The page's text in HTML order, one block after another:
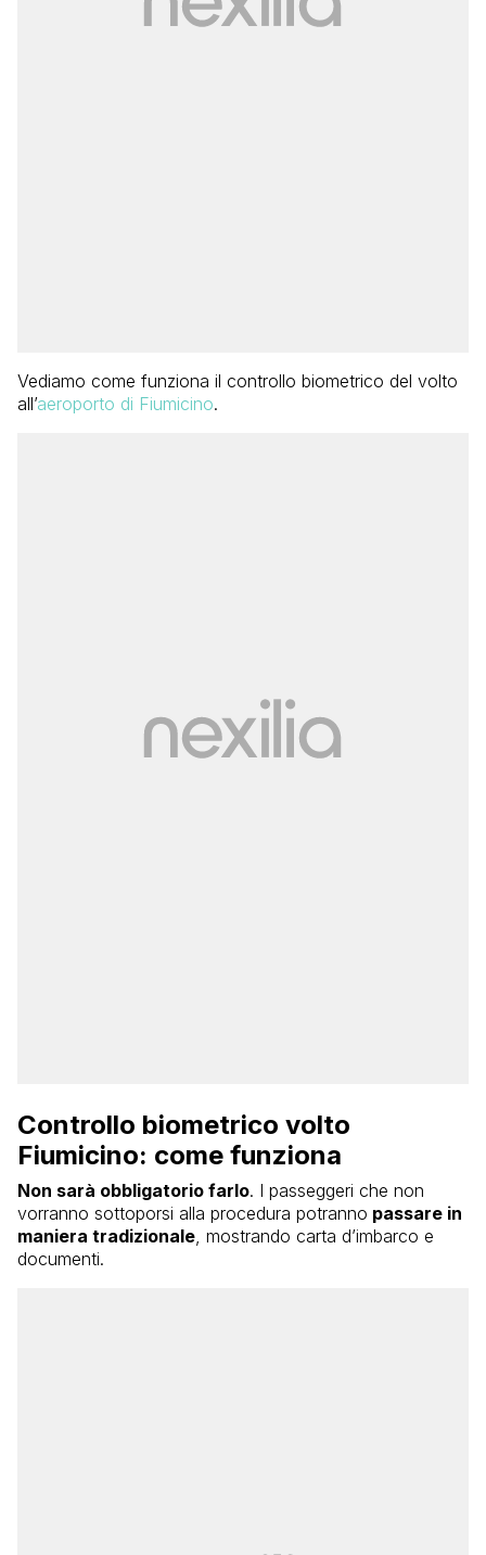
Vediamo come funziona il controllo biometrico del volto
all’aeroporto di Fiumicino.
Controllo biometrico volto
Fiumicino: come funziona
Non sarà obbligatorio farlo. I passeggeri che non
vorranno sottoporsi alla procedura potranno passare in
maniera tradizionale, mostrando carta d’imbarco e
documenti.